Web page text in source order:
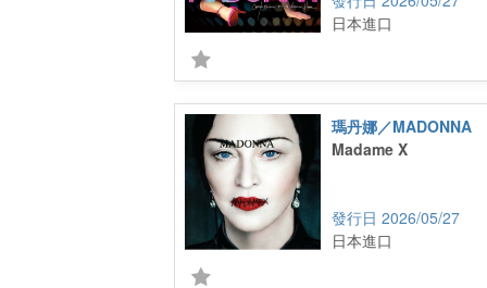
日本進口
瑪丹娜／MADONNA
Madame X
2026/05/27
日本進口